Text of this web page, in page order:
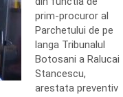
prim-procuror al
Parchetului de pe
langa Tribunalul
Botosani a Ralucai
Stancescu,
arestata preventiv